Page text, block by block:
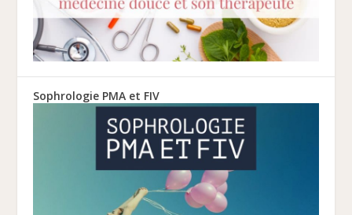
Sophrologie PMA et FIV